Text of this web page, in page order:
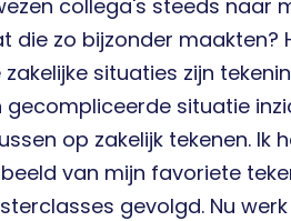
collega's steeds naar
die zo bijzonder maakten?
situaties zijn
situatie
op zakelijk tekenen. Ik
van mijn favoriete
gevolgd. Nu